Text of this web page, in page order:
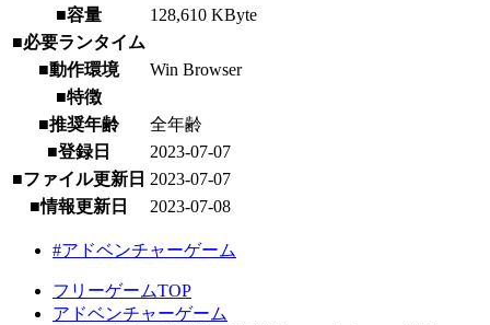
■容量
128,610 KByte
■必要ランタイム
■動作環境
Win Browser
■特徴
■推奨年齢
全年齢
■登録日
2023-07-07
■ファイル更新日 2023-07-07
■情報更新日
2023-07-08
#アドベンチャーゲーム
フリーゲームTOP
アドベンチャーゲーム